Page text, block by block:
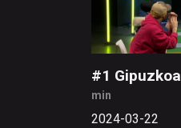
#1
min
2024-03-22